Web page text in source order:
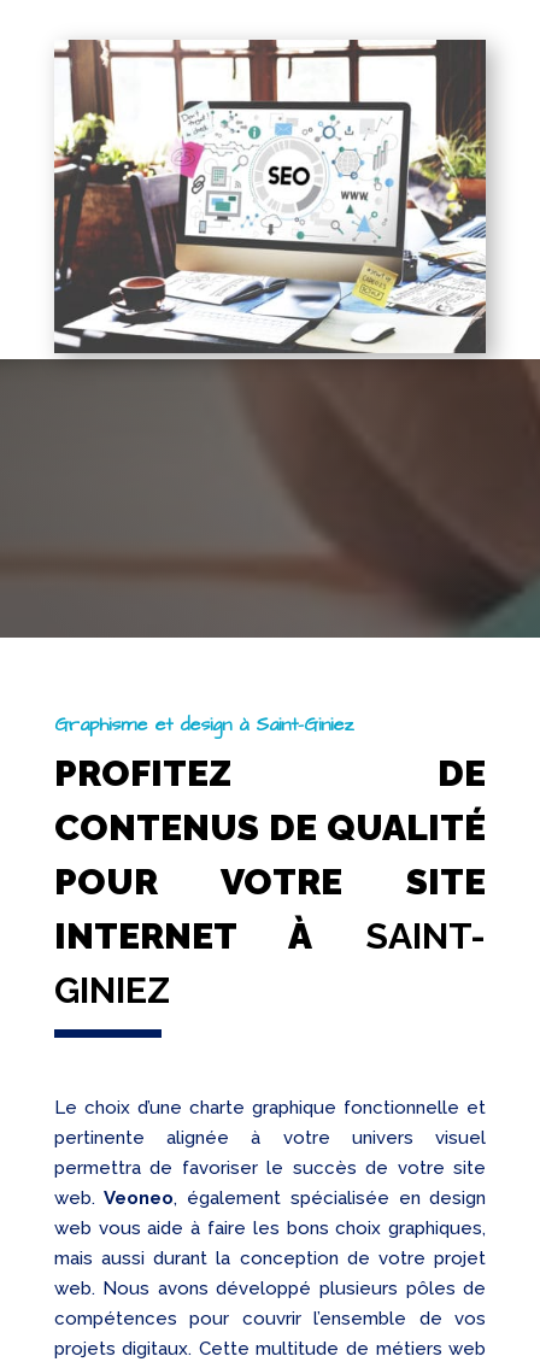
Graphisme et design à Saint-Giniez
PROFITEZ DE
CONTENUS DE QUALITÉ
POUR VOTRE SITE
INTERNET À SAINT-
GINIEZ
Le choix d’une charte graphique fonctionnelle et
pertinente alignée à votre univers visuel
permettra de favoriser le succès de votre site
web.Veoneo, également spécialisée en design
web vous aide à faire les bons choix graphiques,
mais aussi durant la conception de votre projet
web. Nous avons développé plusieurs pôles de
compétences pour couvrir l’ensemble de vos
projets digitaux. Cette multitude de métiers web